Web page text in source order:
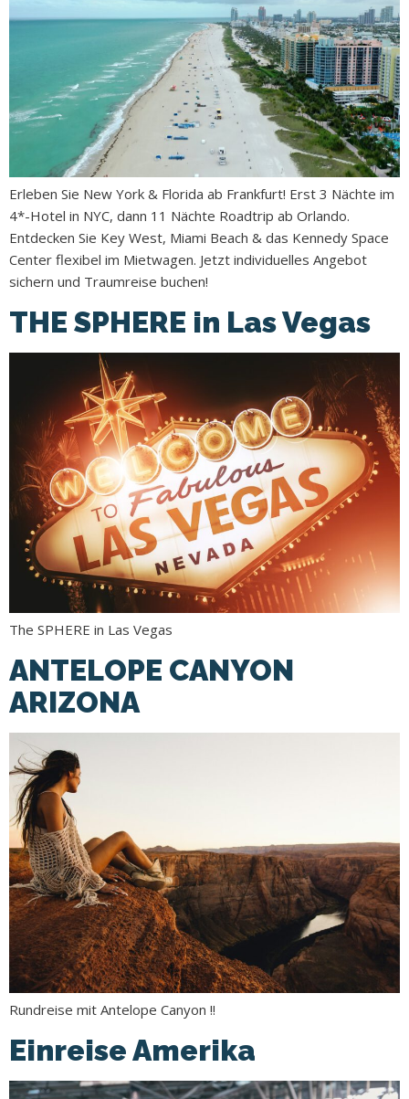
Erleben Sie New York & Florida ab Frankfurt! Erst 3 Nächte im
4*-Hotel in NYC, dann 11 Nächte Roadtrip ab Orlando.
Entdecken Sie Key West, Miami Beach & das Kennedy Space
Center flexibel im Mietwagen. Jetzt individuelles Angebot
sichern und Traumreise buchen!
THE SPHERE in Las Vegas
The SPHERE in Las Vegas
ANTELOPE CANYON
ARIZONA
Rundreise mit Antelope Canyon !!
Einreise Amerika